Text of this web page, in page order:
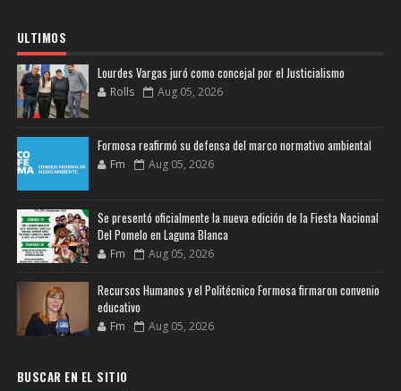
ULTIMOS
Lourdes Vargas juró como concejal por el Justicialismo
Rolls Aug 05, 2026
Formosa reafirmó su defensa del marco normativo ambiental
Fm Aug 05, 2026
Se presentó oficialmente la nueva edición de la Fiesta Nacional
Del Pomelo en Laguna Blanca
Fm Aug 05, 2026
Recursos Humanos y el Politécnico Formosa firmaron convenio
educativo
Fm Aug 05, 2026
BUSCAR EN EL SITIO